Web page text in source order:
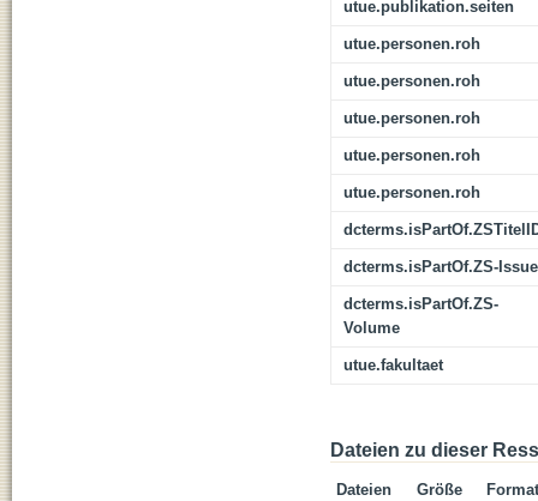
utue.publikation.seiten
utue.personen.roh
utue.personen.roh
utue.personen.roh
utue.personen.roh
utue.personen.roh
dcterms.isPartOf.ZS-Issue
dcterms.isPartOf.ZS-
Volume
utue.fakultaet
Dateien zu dieser
Dateien Größe
Format